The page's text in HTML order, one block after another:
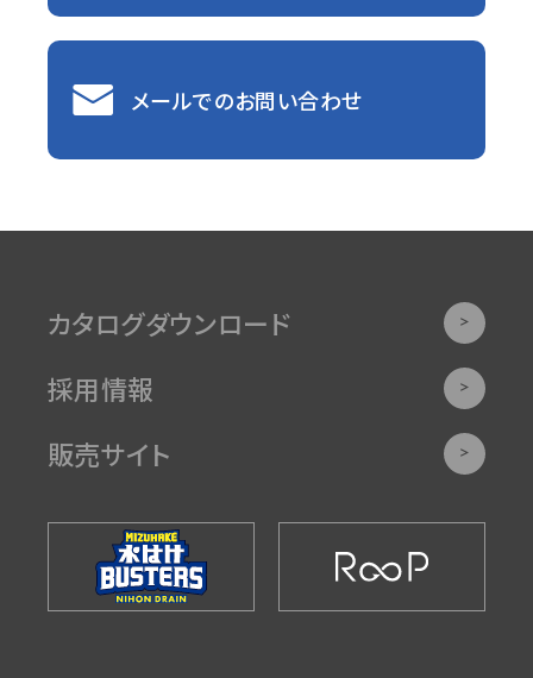
メールでのお問い合わせ
カタログダウンロード
採用情報
販売サイト